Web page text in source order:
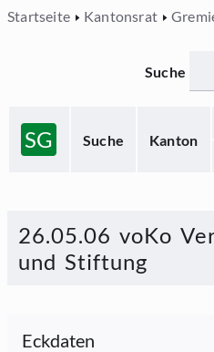
Startseite Kantonsrat
SG Suche Kanton
Suche
26.05.06 voKo
und Stiftung
Eckdaten